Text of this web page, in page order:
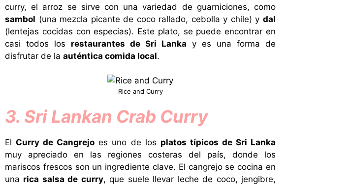
curry, el arroz se sirve con una variedad de guarniciones, como
sambol (una mezcla picante de coco rallado, cebolla y chile) y dal
(lentejas cocidas con especias). Este plato, se puede encontrar en
casi todos los restaurantes de Sri Lanka y es una forma de
disfrutar de la auténtica comida local.
Rice and Curry
3. Sri Lankan Crab Curry
ElCurry de Cangrejo es uno de los platos típicos de Sri Lanka
muy apreciado en las regiones costeras del país, donde los
mariscos frescos son un ingrediente clave. El cangrejo se cocina en
una rica salsa de curry, que suele llevar leche de coco, jengibre,